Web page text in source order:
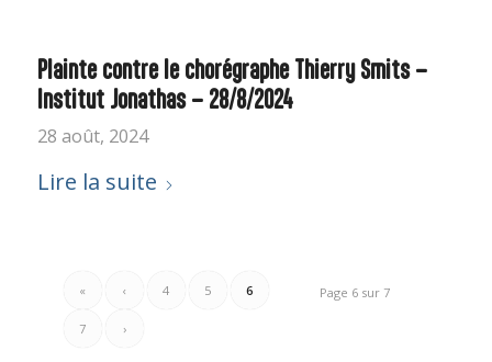
Plainte contre le chorégraphe Thierry Smits –
Institut Jonathas – 28/8/2024
28 août, 2024
Lire la suite
Page 6 sur 7
« ‹ 4 5 6
7 ›